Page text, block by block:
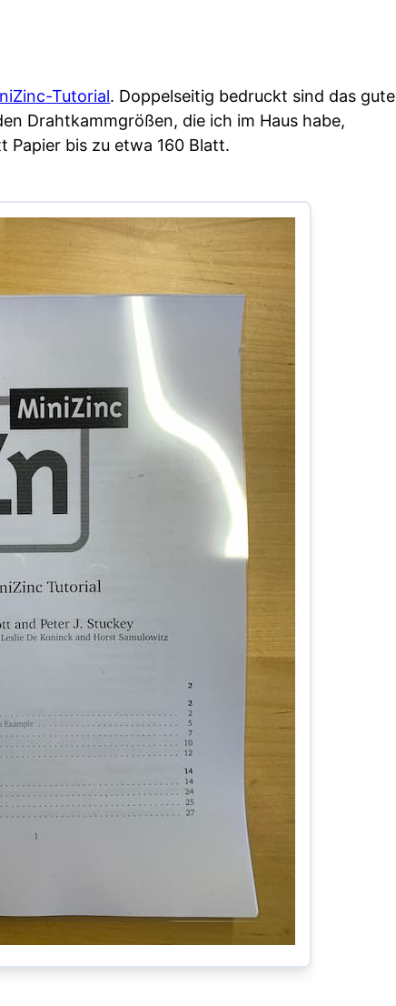
Tutorial. Doppelseitig bedruckt sind das gute
Drahtkammgrößen, die ich im Haus habe,
Papier bis zu etwa 160 Blatt.